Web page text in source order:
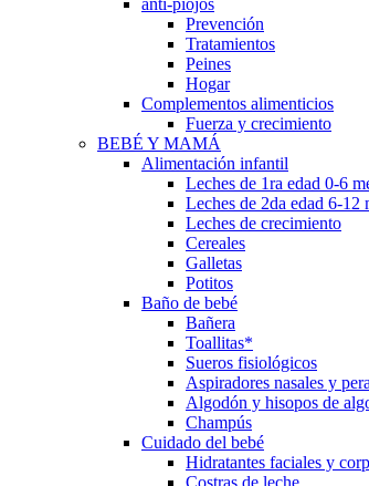
anti-piojos
Prevención
Tratamientos
Peines
Hogar
Complementos alimenticios
Fuerza y crecimiento
BEBÉ Y MAMÁ
Alimentación infantil
Leches de 1ra edad 0-6
Leches de 2da edad 6-12
Leches de crecimiento
Cereales
Galletas
Potitos
Baño de bebé
Bañera
Toallitas*
Sueros fisiológicos
Aspiradores nasales y
Algodón y hisopos de
Champús
Cuidado del bebé
Hidratantes faciales y
Costras de leche